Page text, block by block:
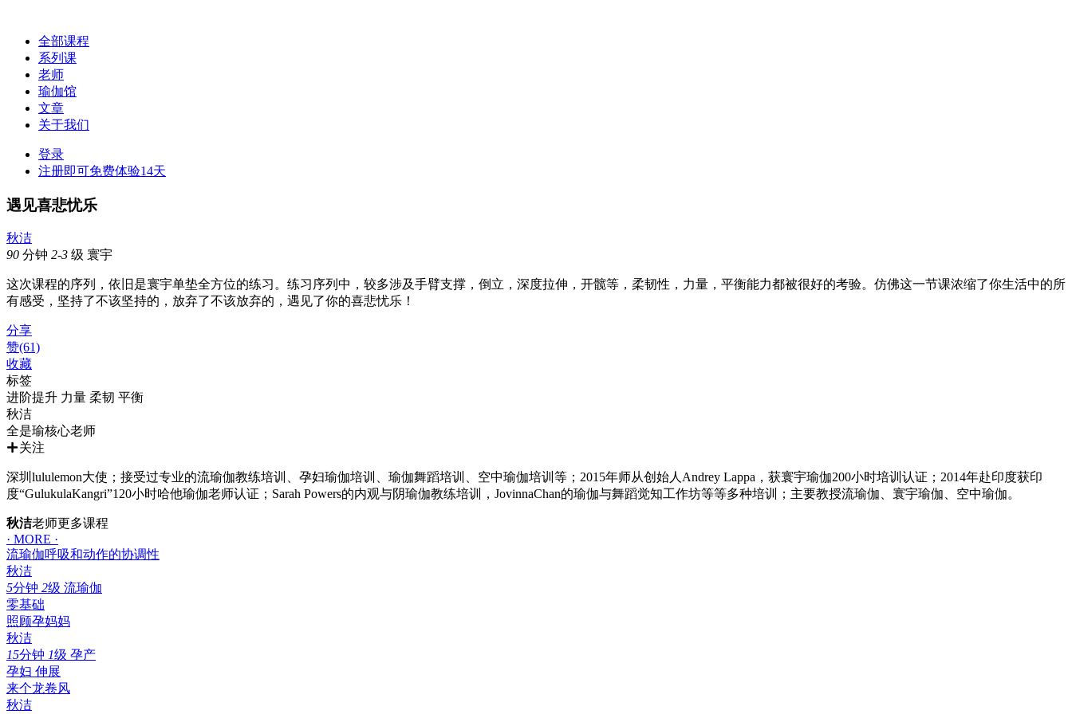
全部课程
系列课
老师
瑜伽馆
文章
关于我们
登录
注册即可免费体验14天
遇见喜悲忧乐
秋洁
90 分钟 2-3 级 寰宇
这次课程的序列，依旧是寰宇单垫全方位的练习。练习序列中，较多涉及手臂支撑，倒立，深度拉伸，开髋等，柔韧性，力量，平衡能力都被很好的考验。仿佛这一节课浓缩了你生活中的所
有感受，坚持了不该坚持的，放弃了不该放弃的，遇见了你的喜悲忧乐！
分享
赞(61)
收藏
标签
进阶提升 力量 柔韧 平衡
秋洁
全是瑜核心老师
关注
深圳lululemon大使；接受过专业的流瑜伽教练培训、孕妇瑜伽培训、瑜伽舞蹈培训、空中瑜伽培训等；2015年师从创始人Andrey Lappa，获寰宇瑜伽200小时培训认证；2014年赴印度获印
度“GulukulaKangri”120小时哈他瑜伽老师认证；Sarah Powers的内观与阴瑜伽教练培训，JovinnaChan的瑜伽与舞蹈觉知工作坊等等多种培训；主要教授流瑜伽、寰宇瑜伽、空中瑜伽。
秋洁老师更多课程
· MORE ·
流瑜伽呼吸和动作的协调性
秋洁
5分钟 2级 流瑜伽
零基础
照顾孕妈妈
秋洁
15分钟 1级 孕产
孕妇 伸展
来个龙卷风
秋洁